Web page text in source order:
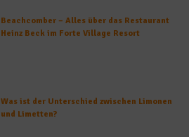
Beachcomber – Alles über das Restaurant
Heinz Beck im Forte Village Resort
Was ist der Unterschied zwischen Limonen
und Limetten?